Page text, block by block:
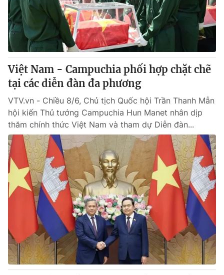
Việt Nam - Campuchia phối hợp chặt chẽ
tại các diễn đàn đa phương
VTV.vn - Chiều 8/6, Chủ tịch Quốc hội Trần Thanh Mẫn
hội kiến Thủ tướng Campuchia Hun Manet nhân dịp
thăm chính thức Việt Nam và tham dự Diễn đàn...